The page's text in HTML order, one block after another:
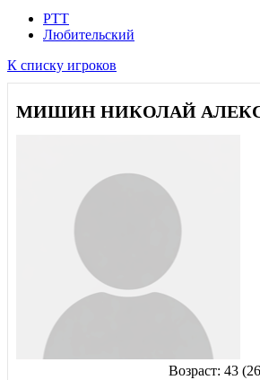
РТТ
Любительский
К списку игроков
МИШИН НИКОЛАЙ
Возраст: 43